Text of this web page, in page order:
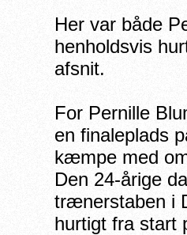
Her var både
henholdsvis
afsnit.
For Pernille
en finaleplads
kæmpe med
Den 24-årige
trænerstaben i
hurtigt fra start